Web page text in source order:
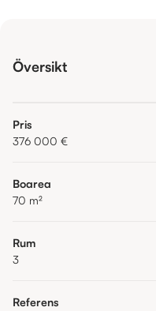
Översikt
Pris
376 000 €
Boarea
70 m²
Rum
3
Referens